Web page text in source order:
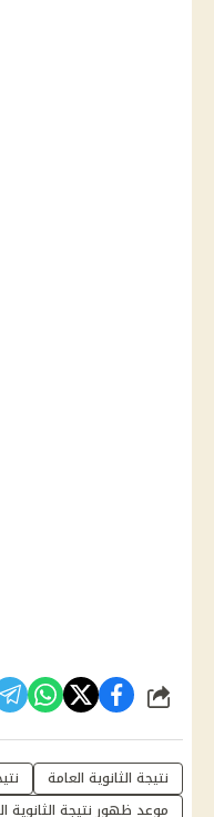
شارك
نتيجة الثانوية العامة
موعد ظهور نتيجة الثانوية